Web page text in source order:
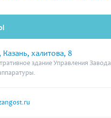
халитова, 8
здание Управления Завода